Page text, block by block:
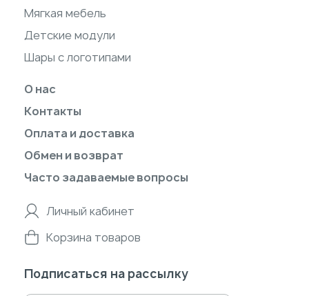
Мягкая мебель
Детские модули
Шары с логотипами
О нас
Контакты
Оплата и доставка
Обмен и возврат
Часто задаваемые вопросы
Личный кабинет
Корзина товаров
Подписаться на рассылку